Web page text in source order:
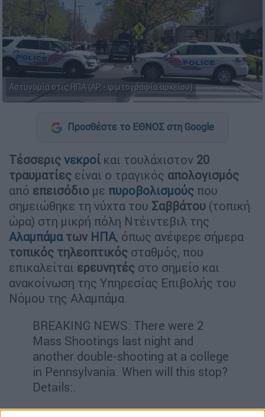
Αστυνομία στις ΗΠΑ (AP - φωτογραφία αρχείου)
Προσθέστε το ΕΘΝΟΣ στη Google
Τέσσερις νεκροί και τουλάχιστον 20
τραυματίες είναι ο τραγικός απολογισμός
από επεισόδιο με πυροβολισμούς που
σημειώθηκε τη νύχτα του Σαββάτου (τοπική
ώρα) στη μικρή πόλη Ντέιντεβιλ της
Αλαμπάμα των ΗΠΑ, όπως ανέφερε σήμερα
τοπικός τηλεοπτικός σταθμός, που
επικαλείται ερευνητές στο σημείο και
ανακοίνωση της Υπηρεσίας Επιβολής του
Νόμου της Αλαμπάμα.
BREAKING NEWS: There were 2
Mass Shootings last night and
another double-shooting at a college
in Pennsylvania. When will this stop?
Details:.